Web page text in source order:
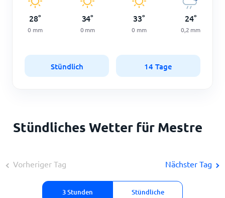
28°
0 mm
34°
0 mm
33°
0 mm
24°
0,2 mm
Stündlich 14 Tage
Stündliches Wetter für Mestre
Vorheriger Tag
3 Stunden Stündliche
Nächster Tag